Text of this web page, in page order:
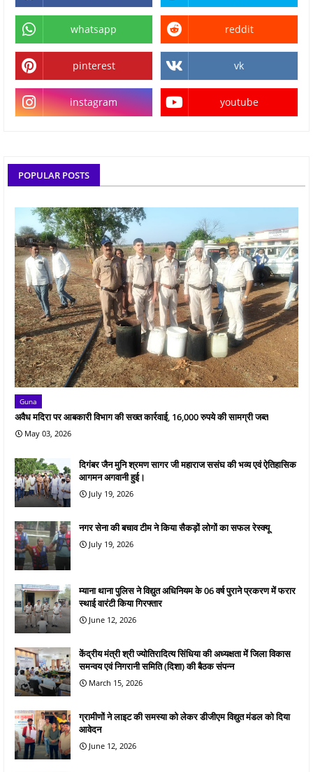
whatsapp reddit
pinterest vk
instagram youtube
POPULAR POSTS
Guna
अवैध मदिरा पर आबकारी विभाग की सख्त कार्रवाई, 16,000 रुपये की सामग्री जब्त
May 03, 2026
दिगंबर जैन मुनि श्रमण सागर जी महाराज ससंघ की भव्य एवं ऐतिहासिक
आगमन अगवानी हुई।
July 19, 2026
नगर सेना की बचाव टीम ने किया सैकड़ों लोगों का सफल रेस्क्यू
July 19, 2026
म्याना थाना पुलिस ने विद्युत अधिनियम के 06 वर्ष पुराने प्रकरण में फरार
स्थाई वारंटी किया गिरफ्तार
June 12, 2026
केंद्रीय मंत्री श्री ज्योतिरादित्य सिंधिया की अध्यक्षता में जिला विकास
समन्वय एवं निगरानी समिति (दिशा) की बैठक संपन्न
March 15, 2026
ग्रामीणों ने लाइट की समस्या को लेकर डीजीएम विद्युत मंडल को दिया
आवेदन
June 12, 2026